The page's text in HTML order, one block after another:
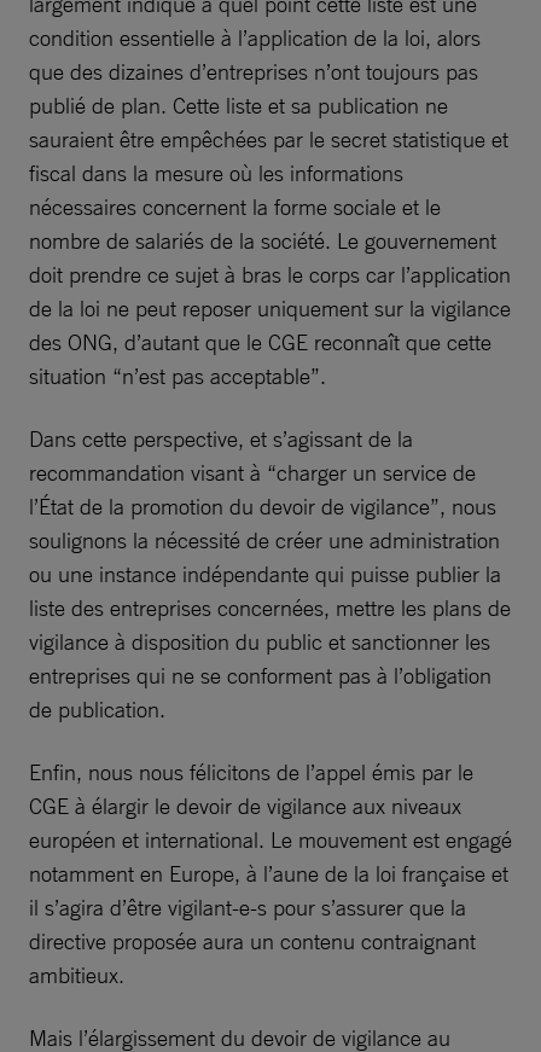
condition essentielle à l’application de la loi, alors
que des dizaines d’entreprises n’ont toujours pas
publié de plan. Cette liste et sa publication ne
sauraient être empêchées par le secret statistique et
fiscal dans la mesure où les informations
nécessaires concernent la forme sociale et le
nombre de salariés de la société. Le gouvernement
doit prendre ce sujet à bras le corps car l’application
de la loi ne peut reposer uniquement sur la vigilance
des ONG, d’autant que le CGE reconnaît que cette
situation “n’est pas acceptable”.
Dans cette perspective, et s’agissant de la
recommandation visant à “charger un service de
l’État de la promotion du devoir de vigilance”, nous
soulignons la nécessité de créer une administration
ou une instance indépendante qui puisse publier la
liste des entreprises concernées, mettre les plans de
vigilance à disposition du public et sanctionner les
entreprises qui ne se conforment pas à l’obligation
de publication.
Enfin, nous nous félicitons de l’appel émis par le
CGE à élargir le devoir de vigilance aux niveaux
européen et international. Le mouvement est engagé
notamment en Europe, à l’aune de la loi française et
il s’agira d’être vigilant-e-s pour s’assurer que la
directive proposée aura un contenu contraignant
ambitieux.
Mais l’élargissement du devoir de vigilance au